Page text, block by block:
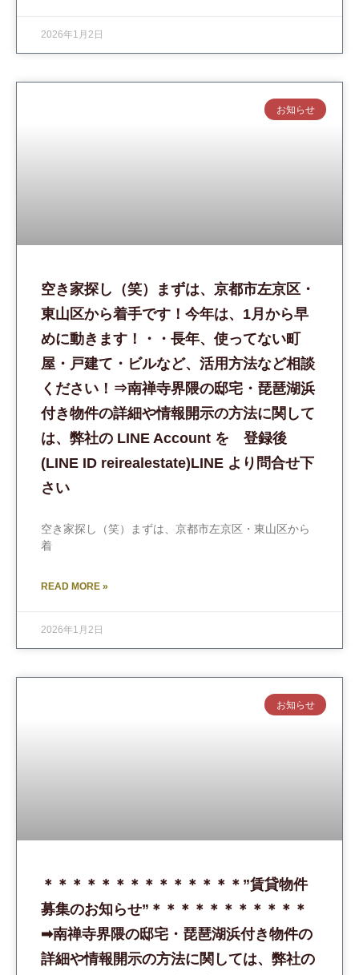
2026年1月2日
お知らせ
空き家探し（笑）まずは、京都市左京区・
東山区から着手です！今年は、1月から早
めに動きます！・・長年、使ってない町
屋・戸建て・ビルなど、活用方法など相談
ください！⇒南禅寺界隈の邸宅・琵琶湖浜
付き物件の詳細や情報開示の方法に関して
は、弊社の LINE Account を 登録後
(LINE ID reirealestate)LINE より問合せ下
さい
空き家探し（笑）まずは、京都市左京区・東山区から
着
READ MORE »
2026年1月2日
お知らせ
＊＊＊＊＊＊＊＊＊＊＊＊＊＊”賃貸物件
募集のお知らせ”＊＊＊＊＊＊＊＊＊＊＊
➡︎南禅寺界隈の邸宅・琵琶湖浜付き物件の
詳細や情報開示の方法に関しては、弊社の